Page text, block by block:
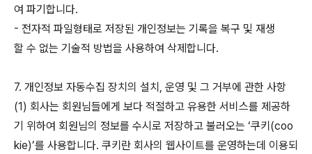
여 파기합니다.
- 전자적 파일형태로 저장된 개인정보는 기록을 복구 및 재생
할 수 없는 기술적 방법을 사용하여 삭제합니다.
7. 개인정보 자동수집 장치의 설치, 운영 및 그 거부에 관한 사항
(1) 회사는 회원님들에게 보다 적절하고 유용한 서비스를 제공하
기 위하여 회원님의 정보를 수시로 저장하고 불러오는 ‘쿠키(coo
kie)’를 사용합니다. 쿠키란 회사의 웹사이트를 운영하는데 이용되